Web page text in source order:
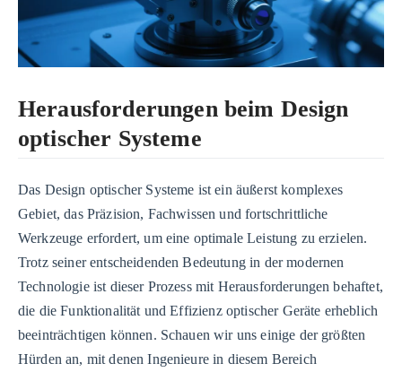
Herausforderungen beim Design
optischer Systeme
Das Design optischer Systeme ist ein äußerst komplexes
Gebiet, das Präzision, Fachwissen und fortschrittliche
Werkzeuge erfordert, um eine optimale Leistung zu erzielen.
Trotz seiner entscheidenden Bedeutung in der modernen
Technologie ist dieser Prozess mit Herausforderungen behaftet,
die die Funktionalität und Effizienz optischer Geräte erheblich
beeinträchtigen können. Schauen wir uns einige der größten
Hürden an, mit denen Ingenieure in diesem Bereich